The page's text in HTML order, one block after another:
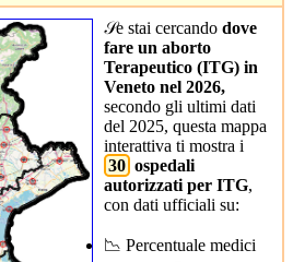
𝒮e stai cercando dove
fare un aborto
Terapeutico (ITG) in
Veneto nel 2026,
secondo gli ultimi dati
del 2025, questa mappa
interattiva ti mostra i
30 ospedali
autorizzati per ITG,
con dati ufficiali su:
📉 Percentuale medici